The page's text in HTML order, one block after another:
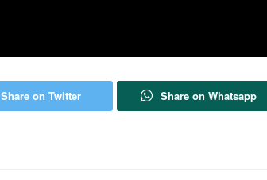
Share on Twitter Share on Whatsapp